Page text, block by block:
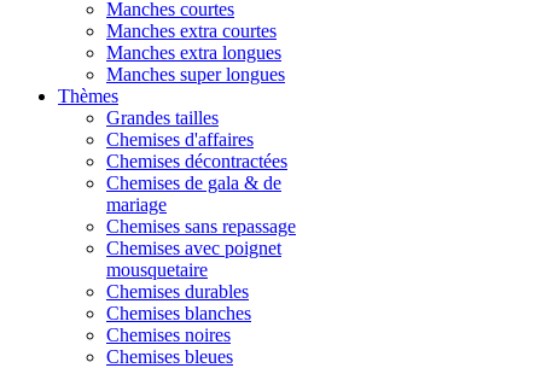
Manches courtes
Manches extra courtes
Manches extra longues
Manches super longues
Thèmes
Grandes tailles
Chemises d'affaires
Chemises décontractées
Chemises de gala & de
mariage
Chemises sans repassage
Chemises avec poignet
mousquetaire
Chemises durables
Chemises blanches
Chemises noires
Chemises bleues